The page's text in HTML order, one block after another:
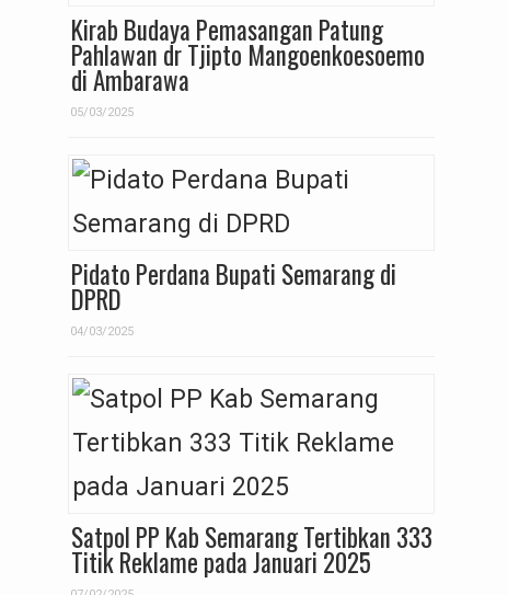
Kirab Budaya Pemasangan Patung
Pahlawan dr Tjipto Mangoenkoesoemo
di Ambarawa
05/03/2025
Pidato Perdana Bupati Semarang di
DPRD
04/03/2025
Satpol PP Kab Semarang Tertibkan 333
Titik Reklame pada Januari 2025